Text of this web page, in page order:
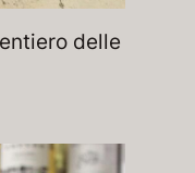
delle